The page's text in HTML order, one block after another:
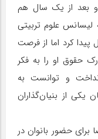
کشور و بعد از یک سال هم
لیسانس علوم تربیتی
کرد اما از فرصت
حقوق او را به فکر
و توانست به
از بنیان‌گذاران
حضور بانوان در